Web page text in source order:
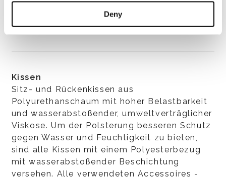
Deny
mit unterschiedlich dick geschäumtem
Polyurethan.
Kissen
Sitz- und Rückenkissen aus
Polyurethanschaum mit hoher Belastbarkeit
und wasserabstoßender, umweltverträglicher
Viskose. Um der Polsterung besseren Schutz
gegen Wasser und Feuchtigkeit zu bieten,
sind alle Kissen mit einem Polyesterbezug
mit wasserabstoßender Beschichtung
versehen. Alle verwendeten Accessoires -